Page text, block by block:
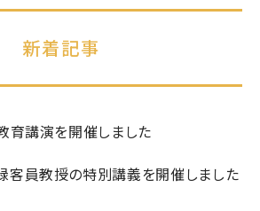
新着記事
育講演を開催しました
員教授の特別講義を開催しました